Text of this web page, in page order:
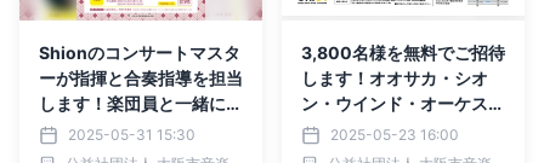
Shionのコンサートマスタ
ーが指揮と合奏指導を担当
します！楽団員と一緒に吹
奏楽の演奏を楽しみません
か？Osaka Shion Wind O
2025-05-31 15:30
3,800名様を無料でご招待
します！オオサカ・シオ
ン・ウインド・オーケスト
ラ 「Osaka Metroコンサ
ート2025 Summer」
2025-05-23 16:00